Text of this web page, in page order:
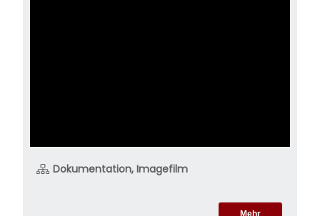
Dokumentation, Imagefilm
Mehr